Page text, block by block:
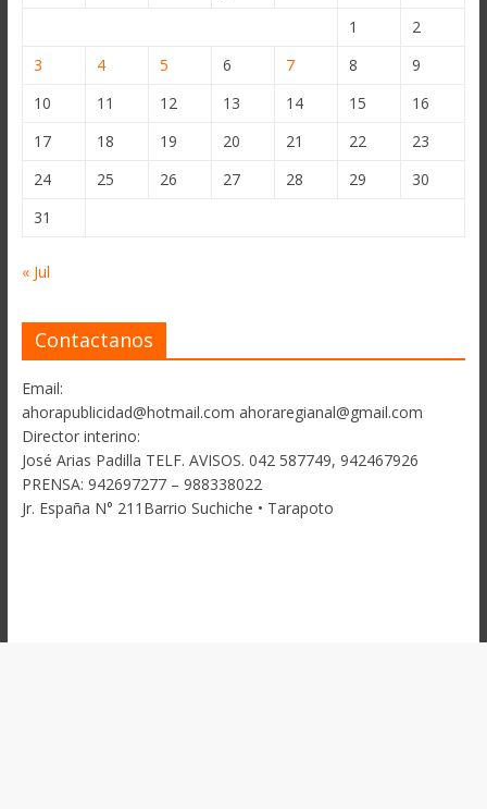
1
2
3
4 5 6 7 8
9
10
11 12 13 14 15
16
17
18 19 20 21 22
23
24
25 26 27 28 29
30
31
« Jul
Contactanos
Email:
ahorapublicidad@hotmail.com ahoraregianal@gmail.com
Director interino:
José Arias Padilla TELF. AVISOS. 042 587749, 942467926
PRENSA: 942697277 – 988338022
Jr. España N° 211Barrio Suchiche • Tarapoto